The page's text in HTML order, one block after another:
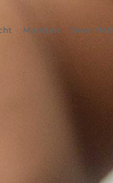
Markten Over FMB